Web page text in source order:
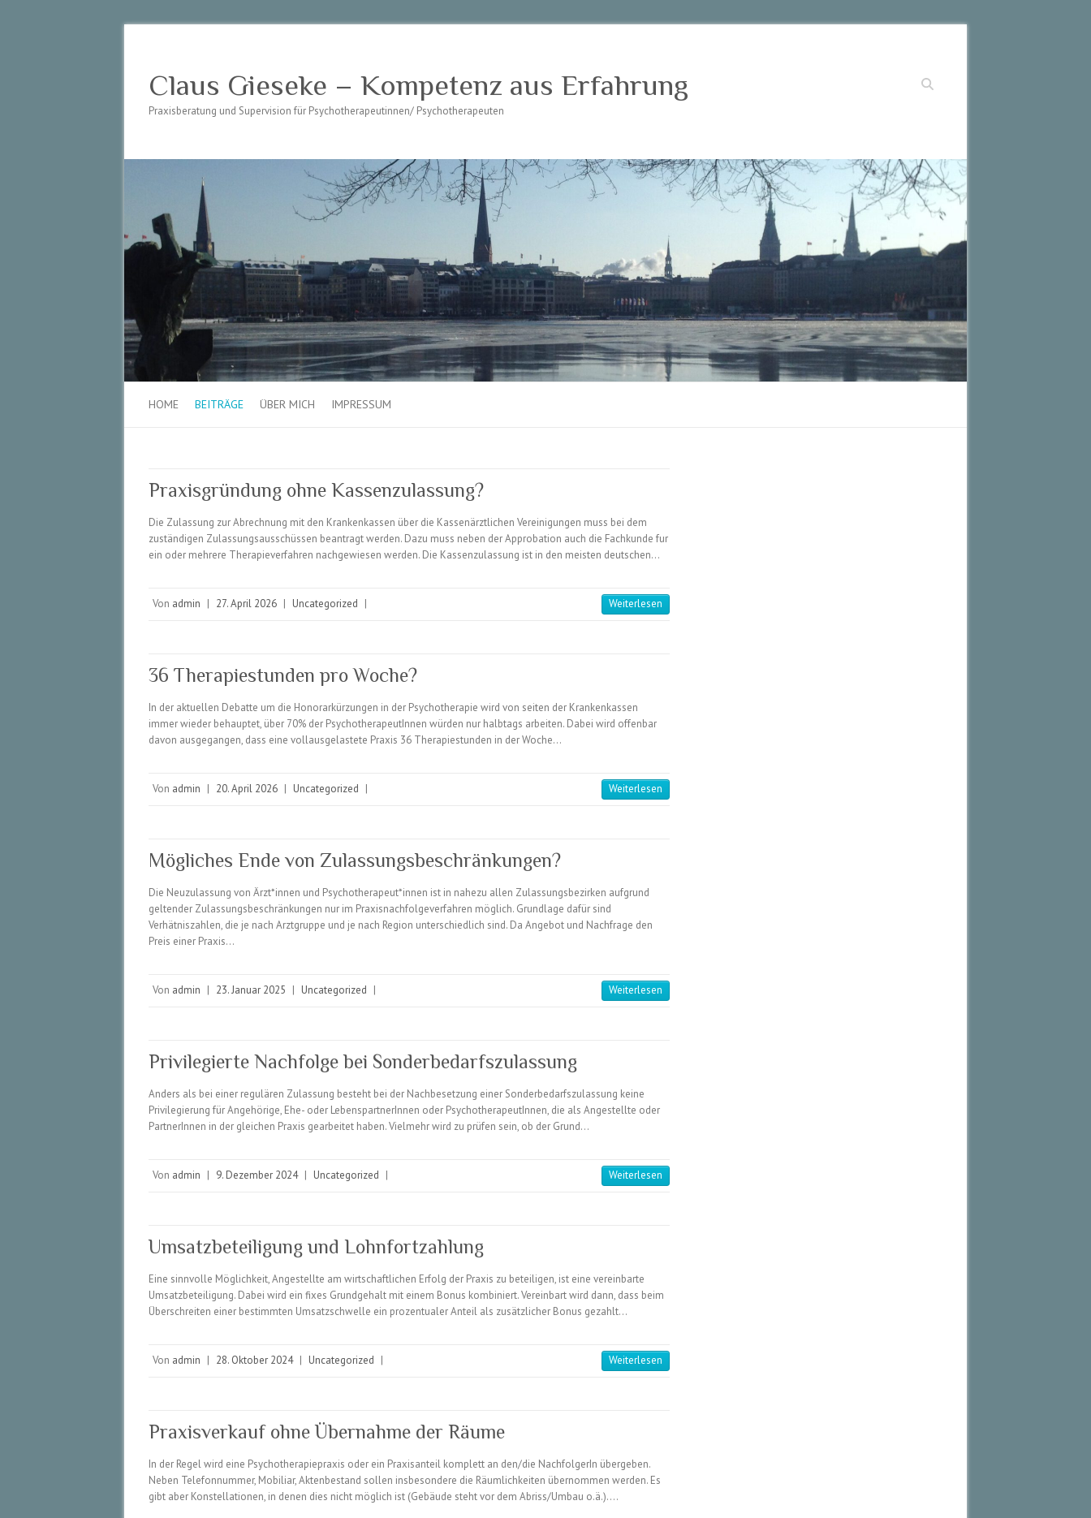
Suchen
Claus Gieseke – Kompetenz aus Erfahrung
Praxisberatung und Supervision für Psychotherapeutinnen/ Psychotherapeuten
HOME BEITRÄGE ÜBER MICH IMPRESSUM
Praxisgründung ohne Kassenzulassung?
Die Zulassung zur Abrechnung mit den Krankenkassen über die Kassenärztlichen Vereinigungen muss bei dem
zuständigen Zulassungsausschüssen beantragt werden. Dazu muss neben der Approbation auch die Fachkunde fur
ein oder mehrere Therapieverfahren nachgewiesen werden. Die Kassenzulassung ist in den meisten deutschen…
Von admin | 27. April 2026 | Uncategorized | Weiterlesen
36 Therapiestunden pro Woche?
In der aktuellen Debatte um die Honorarkürzungen in der Psychotherapie wird von seiten der Krankenkassen
immer wieder behauptet, über 70% der PsychotherapeutInnen würden nur halbtags arbeiten. Dabei wird offenbar
davon ausgegangen, dass eine vollausgelastete Praxis 36 Therapiestunden in der Woche…
Von admin | 20. April 2026 | Uncategorized | Weiterlesen
Mögliches Ende von Zulassungsbeschränkungen?
Die Neuzulassung von Ärzt*innen und Psychotherapeut*innen ist in nahezu allen Zulassungsbezirken aufgrund
geltender Zulassungsbeschränkungen nur im Praxisnachfolgeverfahren möglich. Grundlage dafür sind
Verhätniszahlen, die je nach Arztgruppe und je nach Region unterschiedlich sind. Da Angebot und Nachfrage den
Preis einer Praxis…
Von admin | 23. Januar 2025 | Uncategorized | Weiterlesen
Privilegierte Nachfolge bei Sonderbedarfszulassung
Anders als bei einer regulären Zulassung besteht bei der Nachbesetzung einer Sonderbedarfszulassung keine
Privilegierung für Angehörige, Ehe- oder LebenspartnerInnen oder PsychotherapeutInnen, die als Angestellte oder
PartnerInnen in der gleichen Praxis gearbeitet haben. Vielmehr wird zu prüfen sein, ob der Grund…
Von admin | 9. Dezember 2024 | Uncategorized | Weiterlesen
Umsatzbeteiligung und Lohnfortzahlung
Eine sinnvolle Möglichkeit, Angestellte am wirtschaftlichen Erfolg der Praxis zu beteiligen, ist eine vereinbarte
Umsatzbeteiligung. Dabei wird ein fixes Grundgehalt mit einem Bonus kombiniert. Vereinbart wird dann, dass beim
Überschreiten einer bestimmten Umsatzschwelle ein prozentualer Anteil als zusätzlicher Bonus gezahlt…
Von admin | 28. Oktober 2024 | Uncategorized | Weiterlesen
Praxisverkauf ohne Übernahme der Räume
In der Regel wird eine Psychotherapiepraxis oder ein Praxisanteil komplett an den/die NachfolgerIn übergeben.
Neben Telefonnummer, Mobiliar, Aktenbestand sollen insbesondere die Räumlichkeiten übernommen werden. Es
gibt aber Konstellationen, in denen dies nicht möglich ist (Gebäude steht vor dem Abriss/Umbau o.ä.).…